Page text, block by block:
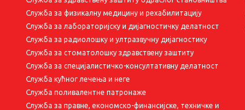
Служба за физикалну медицину и рехабилитацију
Служба за лабораторијску и дијагностичку делатност
Служба за радиолошку и ултразвучну дијагностику
Служба за стоматолошку здравствену заштиту
Служба за специјалистичко-консултативну делатност
Служба кућног лечења и неге
Служба поливалентне патронаже
Служба за правне, економско-финансијске, техничке и